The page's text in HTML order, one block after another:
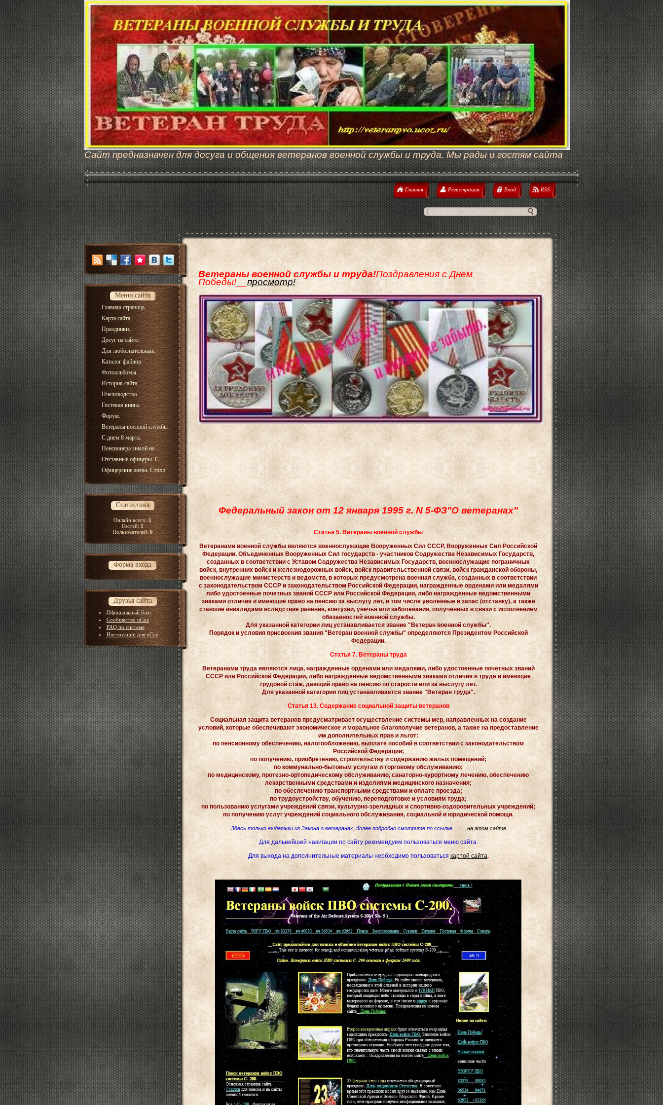
Сайт предназначен для досуга и общения ветеранов военной службы и труда. Мы рады и гостям сайта
Главная Регистрация Вход RSS
Меню сайта
Главная страница
Карта сайта.
Праздники.
Досуг на сайте.
Для любознательных.
Каталог файлов
Фотоальбомы
История сайта.
Пчеловодство.
Гостевая книга.
Форум.
Ветераны военной службы
С днем 8 марта.
Пенсионера зимой на ...
Отставные офицеры. С...
Офицерские жены. Стихи.
Статистика
Онлайн всего:1
Гостей:1
Пользователей:0
Форма входа
Друзья сайта
Официальный блог
Сообщество uCoz
FAQ по системе
Инструкции для uCoz
Ветераны военной службы и труда!Поздравления с Днем
Победы!__ просмотр!
Федеральный закон от 12 января 1995 г. N 5-ФЗ"О ветеранах"
Статья 5. Ветераны военной службы
Ветеранами военной службы являются военнослужащие Вооруженных Сил СССР, Вооруженных Сил Российской
Федерации, Объединенных Вооруженных Сил государств - участников Содружества Независимых Государств,
созданных в соответствии с Уставом Содружества Независимых Государств, военнослужащие пограничных
войск, внутренних войск и железнодорожных войск, войск правительственной связи, войск гражданской обороны,
военнослужащие министерств и ведомств, в которых предусмотрена военная служба, созданных в соответствии
с законодательством СССР и законодательством Российской Федерации, награжденные орденами или медалями
либо удостоенные почетных званий СССР или Российской Федерации, либо награжденные ведомственными
знаками отличия и имеющие право на пенсию за выслугу лет, в том числе уволенные в запас (отставку), а также
ставшие инвалидами вследствие ранения, контузии, увечья или заболевания, полученных в связи с исполнением
обязанностей военной службы.
Для указанной категории лиц устанавливается звание "Ветеран военной службы".
Порядок и условия присвоения звания "Ветеран военной службы" определяются Президентом Российской
Федерации.
Статья 7. Ветераны труда
Ветеранами труда являются лица, награжденные орденами или медалями, либо удостоенные почетных званий
СССР или Российской Федерации, либо награжденные ведомственными знаками отличия в труде и имеющие
трудовой стаж, дающий право на пенсию по старости или за выслугу лет.
Для указанной категории лиц устанавливается звание "Ветеран труда".
Статья 13. Содержание социальной защиты ветеранов
Социальная защита ветеранов предусматривает осуществление системы мер, направленных на создание
условий, которые обеспечивают экономическое и моральное благополучие ветеранов, а также на предоставление
им дополнительных прав и льгот:
по пенсионному обеспечению, налогообложению, выплате пособий в соответствии с законодательством
Российской Федерации;
по получению, приобретению, строительству и содержанию жилых помещений;
по коммунально-бытовым услугам и торговому обслуживанию;
по медицинскому, протезно-ортопедическому обслуживанию, санаторно-курортному лечению, обеспечению
лекарственными средствами и изделиями медицинского назначения;
по обеспечению транспортными средствами и оплате проезда;
по трудоустройству, обучению, переподготовке и условиям труда;
по пользованию услугами учреждений связи, культурно-зрелищных и спортивно-оздоровительных учреждений;
по получению услуг учреждений социального обслуживания, социальной и юридической помощи.
Здесь только выдержки из Закона о ветеранах, более подробно смотрите по ссылке_____ на этом сайте.
Для дальнейшей навигации по сайту рекомендуем пользоваться меню сайта.
Для выхода на дополнительные материалы необходимо пользоваться картой сайта.